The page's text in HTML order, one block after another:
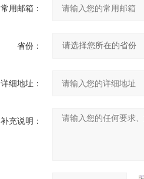
常用邮箱：
省份：
详细地址：
补充说明：